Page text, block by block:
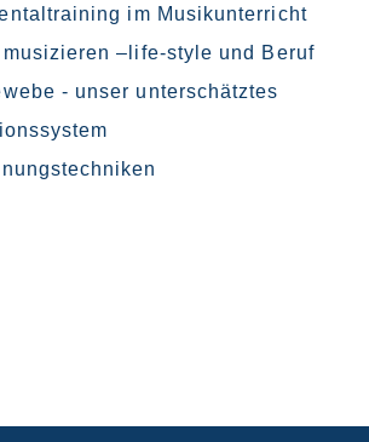
im Musikunterricht
musizieren –life-style und Beruf
- unser unterschätztes